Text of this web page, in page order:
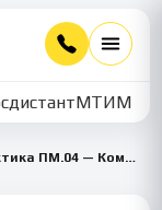
МТИММУ
Учебная практика ПМ.04 — Коммерция 5 семестр